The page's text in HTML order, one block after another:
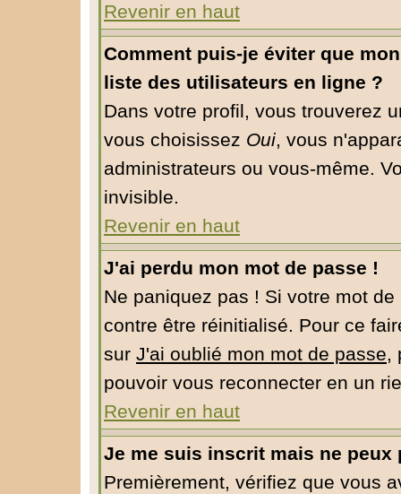
Revenir en haut
Comment puis-je éviter que
liste des utilisateurs en ligne ?
Dans votre profil, vous trouverez
vous choisissez Oui, vous
administrateurs ou vous-même.
invisible.
Revenir en haut
J'ai perdu mon mot de passe !
Ne paniquez pas ! Si votre mot
contre être réinitialisé. Pour ce
sur J'ai oublié mon mot de passe,
pouvoir vous reconnecter en un
Revenir en haut
Je me suis inscrit mais ne peux
Premièrement, vérifiez que vous